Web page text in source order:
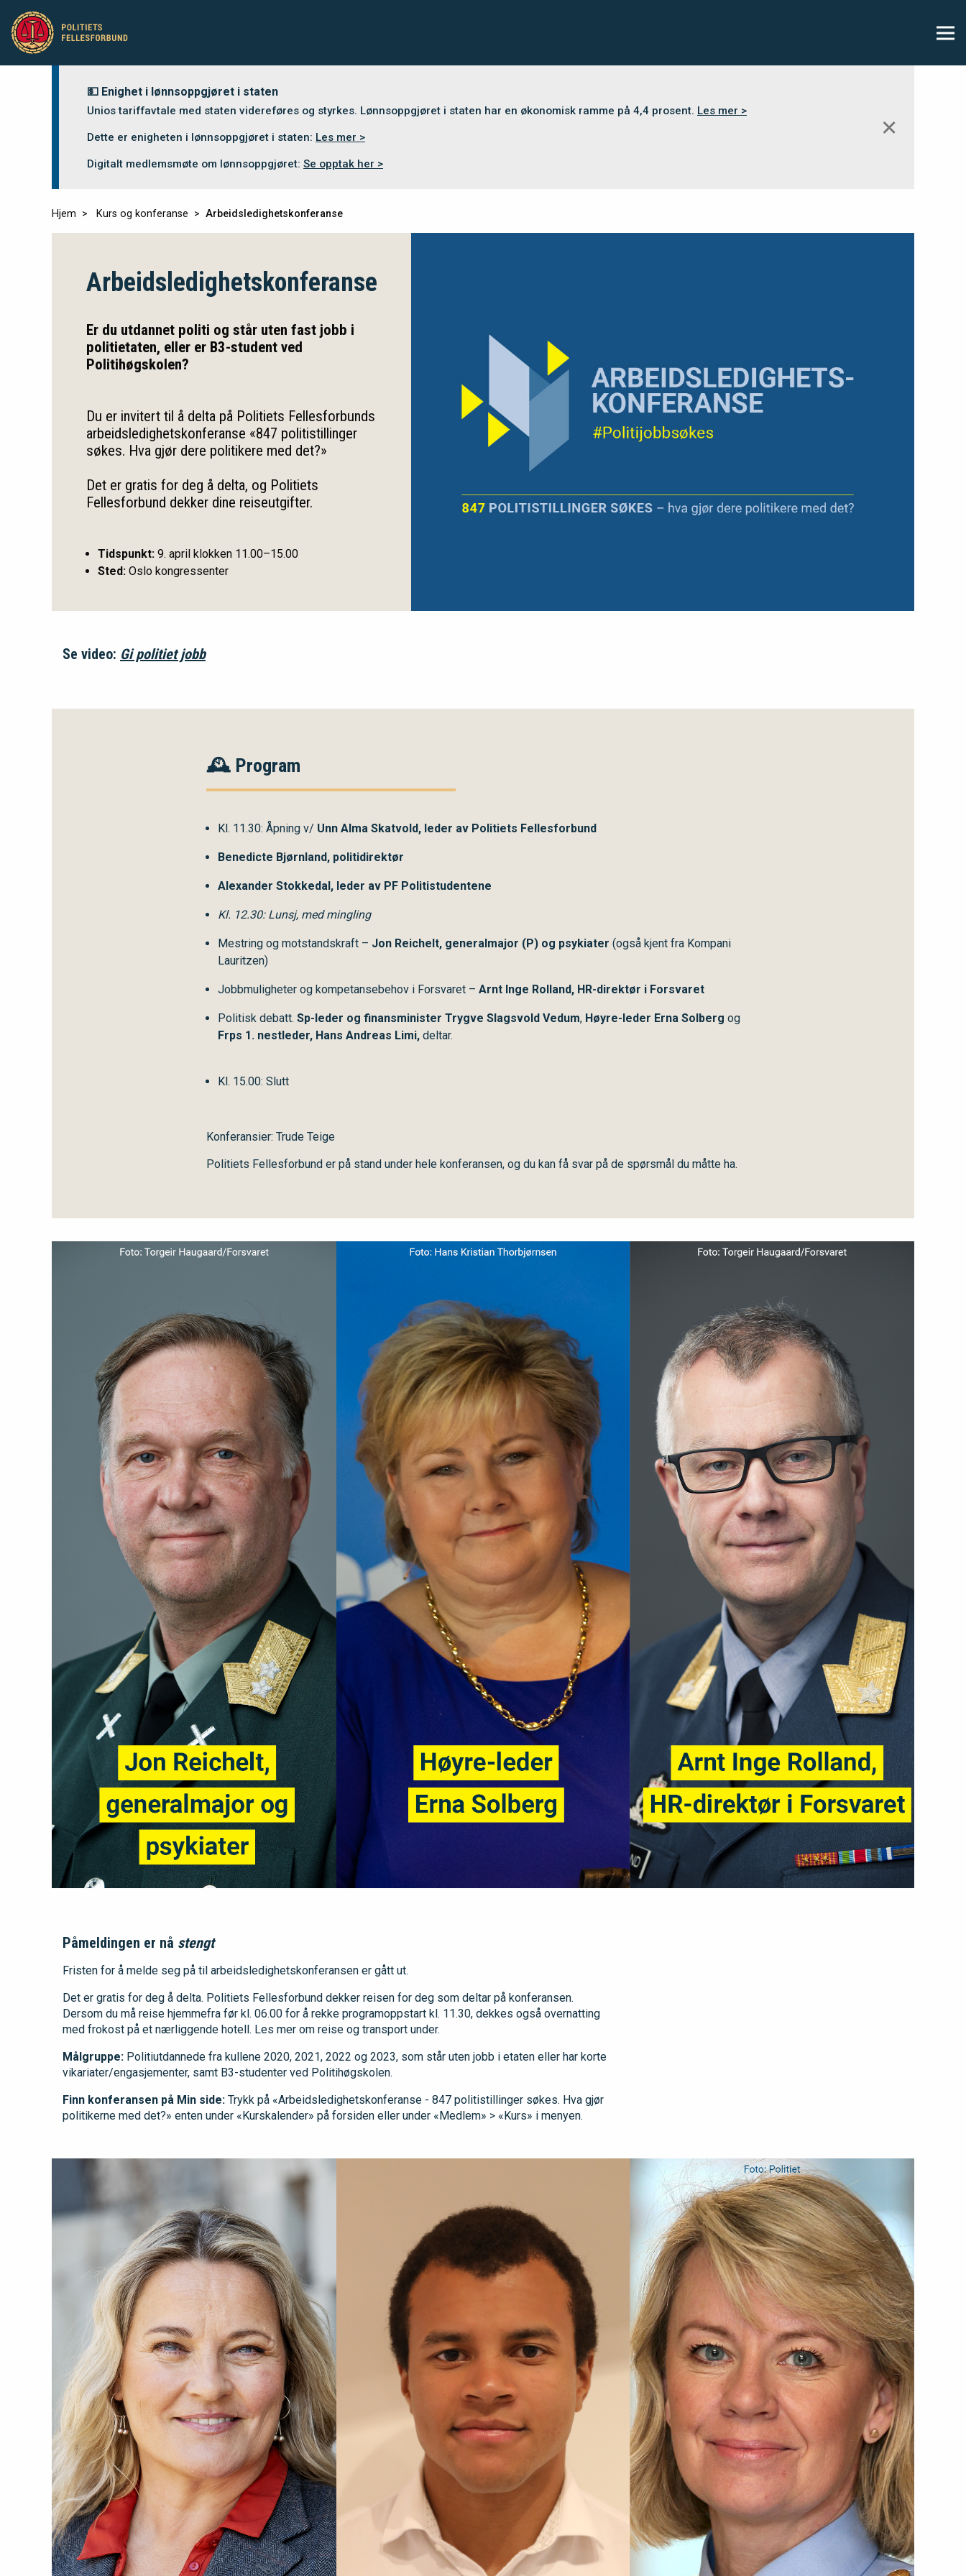
💵 Enighet i lønnsoppgjøret i staten
Unios tariffavtale med staten videreføres og styrkes. Lønnsoppgjøret i staten har en økonomisk ramme på 4,4 prosent. Les mer >
Dette er enigheten i lønnsoppgjøret i staten: Les mer >
Digitalt medlemsmøte om lønnsoppgjøret: Se opptak her >
✕
Hjem Kurs og konferanse Arbeidsledighetskonferanse
Arbeidsledighetskonferanse
Er du utdannet politi og står uten fast jobb i
politietaten, eller er B3-student ved
Politihøgskolen?
Du er invitert til å delta på Politiets Fellesforbunds
arbeidsledighetskonferanse «847 politistillinger
søkes. Hva gjør dere politikere med det?»
Det er gratis for deg å delta, og Politiets
Fellesforbund dekker dine reiseutgifter.
Tidspunkt: 9. april klokken 11.00–15.00
Sted: Oslo kongressenter
Se video: Gi politiet jobb
🕰️ Program
Kl. 11.30: Åpning v/ Unn Alma Skatvold, leder av Politiets Fellesforbund
Benedicte Bjørnland, politidirektør
Alexander Stokkedal, leder av PF Politistudentene
Kl. 12.30: Lunsj, med mingling
Mestring og motstandskraft – Jon Reichelt, generalmajor (P) og psykiater (også kjent fra Kompani
Lauritzen)
Jobbmuligheter og kompetansebehov i Forsvaret – Arnt Inge Rolland, HR-direktør i Forsvaret
Politisk debatt. Sp-leder og finansminister Trygve Slagsvold Vedum, Høyre-leder Erna Solberg og
Frps 1. nestleder, Hans Andreas Limi, deltar.
Kl. 15.00: Slutt
Konferansier: Trude Teige
Politiets Fellesforbund er på stand under hele konferansen, og du kan få svar på de spørsmål du måtte ha.
Påmeldingen er nå stengt
Fristen for å melde seg på til arbeidsledighetskonferansen er gått ut.
Det er gratis for deg å delta. Politiets Fellesforbund dekker reisen for deg som deltar på konferansen.
Dersom du må reise hjemmefra før kl. 06.00 for å rekke programoppstart kl. 11.30, dekkes også overnatting
med frokost på et nærliggende hotell. Les mer om reise og transport under.
Målgruppe: Politiutdannede fra kullene 2020, 2021, 2022 og 2023, som står uten jobb i etaten eller har korte
vikariater/engasjementer, samt B3-studenter ved Politihøgskolen.
Finn konferansen på Min side: Trykk på «Arbeidsledighetskonferanse - 847 politistillinger søkes. Hva gjør
politikerne med det?» enten under «Kurskalender» på forsiden eller under «Medlem» > «Kurs» i menyen.